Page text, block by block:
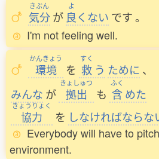
きぶん
気分 が
よ
良くない です。
I'm not feeling well.
かんきょう
環境 を
すく
救 う ために 、
みんな が
きょしゅつ
拠出 も
ふく
含めた
きょうりょく
協力 を しなければならな
Everybody will have to
environment.